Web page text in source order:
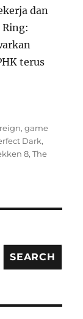
dan
terus
,game
Dark,
8,The
SEARCH